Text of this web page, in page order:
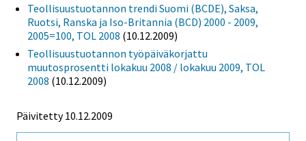
Teollisuustuotannon trendi Suomi (BCDE), Saksa,
Ruotsi, Ranska ja Iso-Britannia (BCD) 2000 - 2009,
2005=100, TOL 2008 (10.12.2009)
Teollisuustuotannon työpäiväkorjattu
muutosprosentti lokakuu 2008 / lokakuu 2009, TOL
2008 (10.12.2009)
Päivitetty10.12.2009